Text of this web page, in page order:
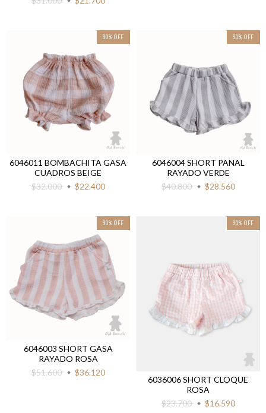
30% OFF
6046011 BOMBACHITA GASA
CUADROS BEIGE
$32.000
$22.400
30% OFF
6046004 SHORT PANAL
RAYADO VERDE
$40.800
$28.560
30% OFF
6046003 SHORT GASA
RAYADO ROSA
$51.600
$36.120
30% OFF
6036006 SHORT CLOQUE
ROSA
$23.700
$16.590